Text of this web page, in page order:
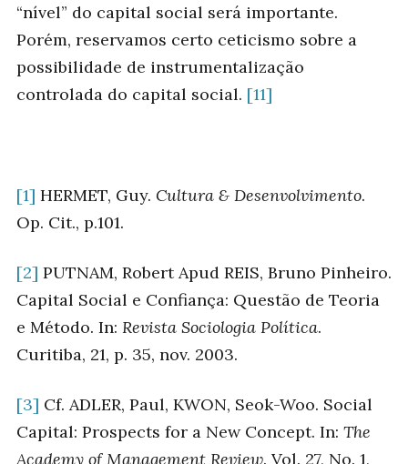
“nível” do capital social será importante.
Porém, reservamos certo ceticismo sobre a
possibilidade de instrumentalização
controlada do capital social. [11]
[1] HERMET, Guy. Cultura & Desenvolvimento.
Op. Cit., p.101.
[2] PUTNAM, Robert Apud REIS, Bruno Pinheiro.
Capital Social e Confiança: Questão de Teoria
e Método. In: Revista Sociologia Política.
Curitiba, 21, p. 35, nov. 2003.
[3] Cf. ADLER, Paul, KWON, Seok-Woo. Social
Capital: Prospects for a New Concept. In: The
Academy of Management Review. Vol. 27, No. 1,